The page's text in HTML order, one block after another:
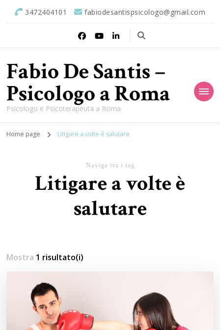
3472404101 fabiodesantispsicologo@gmail.com
Fabio De Santis –
Psicologo a Roma
Psicologo e Psicoterapeuta a Roma
Home page Litigare a volte è salutare
Naviga tra i tag
Litigare a volte è
salutare
Mostra 1 risultato(i)